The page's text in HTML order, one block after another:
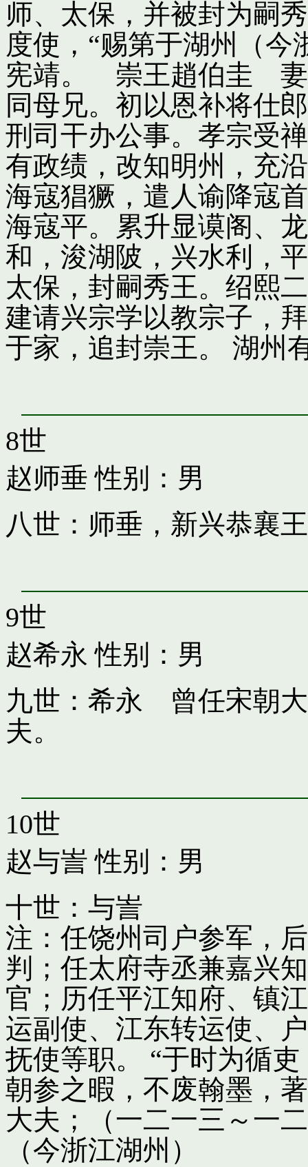
师、太保，并被封为嗣
度使，“赐第于湖州（今
宪靖。 崇王趙伯圭 妻
同母兄。初以恩补将仕
刑司干办公事。孝宗受
有政绩，改知明州，充
海寇猖獗，遣人谕降寇
海寇平。累升显谟阁、
和，浚湖陂，兴水利，
太保，封嗣秀王。绍熙
建请兴宗学以教宗子，
于家，追封崇王。 湖州
8世
赵师垂 性别：男
八世：师垂，新兴恭襄王
9世
赵希永 性别：男
九世：希永 曾任宋朝
夫。
10世
赵与訔 性别：男
十世：与訔
注：任饶州司户参军，
判；任太府寺丞兼嘉兴
官；历任平江知府、镇
运副使、江东转运使、
抚使等职。 “于时为循
朝参之暇，不废翰墨，
大夫；（一二一三～一
（今浙江湖州）